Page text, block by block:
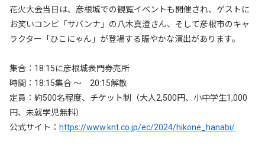
花火大会当日は、彦根城での観覧イベントも開催され、ゲストに
お笑いコンビ「サバンナ」の八木真澄さん、そして彦根市のキャ
ラクター「ひこにゃん」が登場する賑やかな演出があります。
集合：18:15に彦根城表門券売所
時間：18:15集合 ～ 20:15解散
定員：約500名程度、チケット制（大人2,500円、小中学生1,000
円、未就学児無料）
公式サイト： https://www.knt.co.jp/ec/2024/hikone_hanabi/